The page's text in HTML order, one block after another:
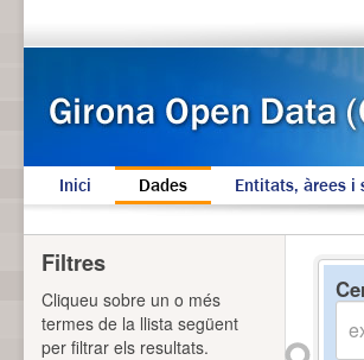
Inici Dades Entitats, àrees i
Filtres
Cliqueu sobre un o més
termes de la llista següent
per filtrar els resultats.